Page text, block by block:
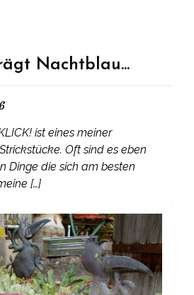
Nachtblau...
ist eines meiner
Oft sind es eben
Dinge die sich am besten
[…]